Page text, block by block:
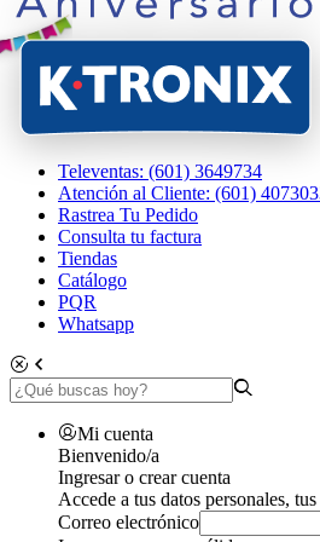
Televentas: (601) 3649734
Atención al Cliente: (601)
Rastrea Tu Pedido
Consulta tu factura
Tiendas
Catálogo
PQR
Whatsapp
Mi cuenta
Bienvenido/a
Ingresar o crear cuenta
Accede a tus datos personales,
Correo electrónico